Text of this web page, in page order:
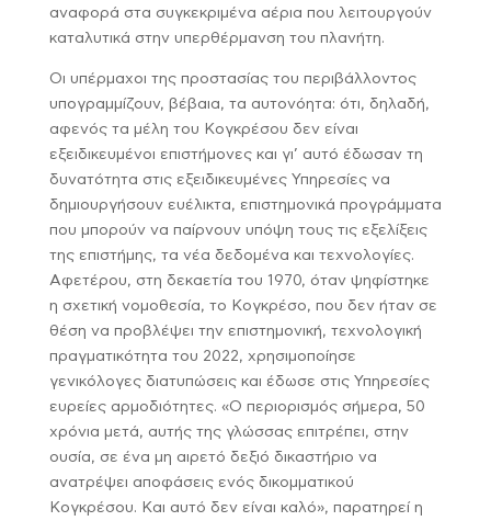
αναφορά στα συγκεκριμένα αέρια που λειτουργούν
καταλυτικά στην υπερθέρμανση του πλανήτη.
Οι υπέρμαχοι της προστασίας του περιβάλλοντος
υπογραμμίζουν, βέβαια, τα αυτονόητα: ότι, δηλαδή,
αφενός τα μέλη του Κογκρέσου δεν είναι
εξειδικευμένοι επιστήμονες και γι’ αυτό έδωσαν τη
δυνατότητα στις εξειδικευμένες Υπηρεσίες να
δημιουργήσουν ευέλικτα, επιστημονικά προγράμματα
που μπορούν να παίρνουν υπόψη τους τις εξελίξεις
της επιστήμης, τα νέα δεδομένα και τεχνολογίες.
Αφετέρου, στη δεκαετία του 1970, όταν ψηφίστηκε
η σχετική νομοθεσία, το Κογκρέσο, που δεν ήταν σε
θέση να προβλέψει την επιστημονική, τεχνολογική
πραγματικότητα του 2022, χρησιμοποίησε
γενικόλογες διατυπώσεις και έδωσε στις Υπηρεσίες
ευρείες αρμοδιότητες. «Ο περιορισμός σήμερα, 50
χρόνια μετά, αυτής της γλώσσας επιτρέπει, στην
ουσία, σε ένα μη αιρετό δεξιό δικαστήριο να
ανατρέψει αποφάσεις ενός δικομματικού
Κογκρέσου. Και αυτό δεν είναι καλό», παρατηρεί η